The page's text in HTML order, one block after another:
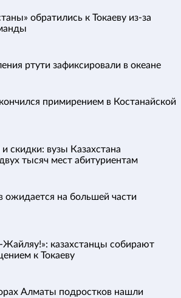
обратились к Токаеву из-за
ртути зафиксировали в океане
примирением в Костанайской
скидки: вузы Казахстана
тысяч мест абитуриентам
ожидается на большей части
Жайляу!»: казахстанцы собирают
к Токаеву
Алматы подростков нашли